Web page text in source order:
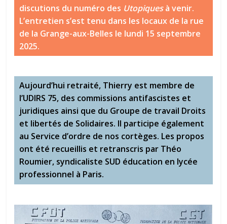
discutions du numéro des Utopiquesà venir.
L’entretien s’est tenu dans les locaux de la rue
de la Grange-aux-Belles le lundi 15 septembre
2025.
Aujourd’hui retraité, Thierry est membre de
l’UDIRS 75, des commissions antifascistes et
juridiques ainsi que du Groupe de travail Droits
et libertés de Solidaires. Il participe également
au Service d’ordre de nos cortèges. Les propos
ont été recueillis et retranscris par Théo
Roumier, syndicaliste SUD éducation en lycée
professionnel à Paris.